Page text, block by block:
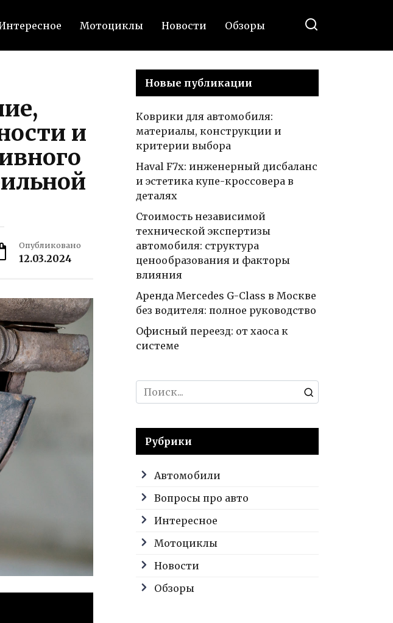
Мотоциклы Новости Обзоры
и
Опубликовано
12.03.2024
Новые публикации
Коврики для автомобиля:
материалы, конструкции и
критерии выбора
Haval F7x: инженерный дисбаланс
и эстетика купе-кроссовера в
деталях
Стоимость независимой
технической экспертизы
автомобиля: структура
ценообразования и факторы
влияния
Аренда Mercedes G-Class в Москве
без водителя: полное руководство
Офисный переезд: от хаоса к
системе
Search
for:
Рубрики
Автомобили
Вопросы про авто
Интересное
Мотоциклы
Новости
Обзоры